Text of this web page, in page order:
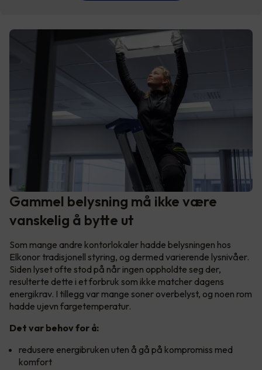
Gammel belysning må ikke være
vanskelig å bytte ut
Som mange andre kontorlokaler hadde belysningen hos
Elkonor tradisjonell styring, og dermed varierende lysnivåer.
Siden lyset ofte stod på når ingen oppholdte seg der,
resulterte dette i et forbruk som ikke matcher dagens
energikrav. I tillegg var mange soner overbelyst, og noen rom
hadde ujevn fargetemperatur.
Det var behov for å:
redusere energibruken uten å gå på kompromiss med
komfort